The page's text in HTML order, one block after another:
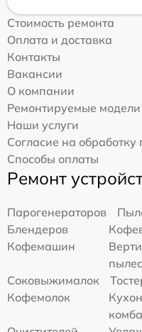
Стоимость ремонта
Оплата и доставка
Контакты
Вакансии
О компании
Ремонтируемые модели
Наши услуги
Согласие на
Способы оплаты
Ремонт
Парогенераторов
Блендеров
Кофемашин
Соковыжималок
Кофемолок